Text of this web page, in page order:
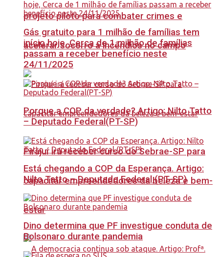
projeto piloto para combater crimes e
acelerar socorro a incêndios no campo
Pirajuí irá receber curso do Sebrae-SP para
capacitar empreendedores da beleza e bem-
estar
Gás gratuito para 1 milhão de famílias tem
início hoje, Cerca de 1 milhão de famílias
passam a receber benefício neste
24/11/2025
Porque a COP da verdade? Artigo: Nilto Tatto
– Deputado Federal(PT-SP)
Está chegando a COP da Esperança. Artigo:
Nilto Tatto – Deputado Federal (PT-SP)
Dino determina que PF investigue conduta de
Bolsonaro durante pandemia